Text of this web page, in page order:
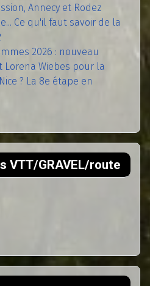
Annecy et Rodez
Ce qu'il faut savoir de la
2026 : nouveau
Wiebes pour la
? La 8e étape en
VTT/GRAVEL/route